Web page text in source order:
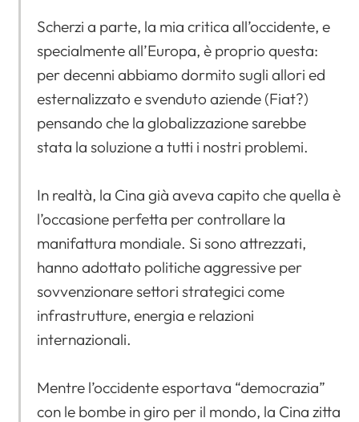
Scherzi a parte, la mia critica all’occidente, e
specialmente all’Europa, è proprio questa:
per decenni abbiamo dormito sugli allori ed
esternalizzato e svenduto aziende (Fiat?)
pensando che la globalizzazione sarebbe
stata la soluzione a tutti i nostri problemi.
In realtà, la Cina già aveva capito che quella è
l’occasione perfetta per controllare la
manifattura mondiale. Si sono attrezzati,
hanno adottato politiche aggressive per
sovvenzionare settori strategici come
infrastrutture, energia e relazioni
internazionali.
Mentre l’occidente esportava “democrazia”
con le bombe in giro per il mondo, la Cina zitta